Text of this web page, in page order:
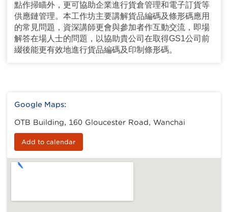
點作掃瞄外，更可協助企業進行貨倉管理和電子訂貨等
供應鏈管理。本工作坊主要講解貨品編碼及條形碼應用
的常見問題，資深講師更會與參加者作互動交流，即場
解答在場人士的問題，以協助貴公司在取得GS1公司前
綴後能更有效地進行貨品編碼及印制條形碼。
Google Maps:
OTB Building, 160 Gloucester Road, Wanchai
Add to calendar